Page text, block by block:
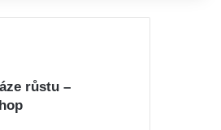
růstu –